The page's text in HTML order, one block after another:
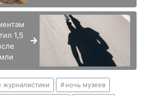
1,5
журналистики ночь музеев